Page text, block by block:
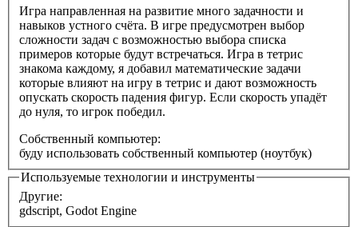
Игра направленная на развитие много задачности и
навыков устного счёта. В игре предусмотрен выбор
сложности задач с возможностью выбора списка
примеров которые будут встречаться. Игра в тетрис
знакома каждому, я добавил математические задачи
которые влияют на игру в тетрис и дают возможность
опускать скорость падения фигур. Если скорость упадёт
до нуля, то игрок победил.
Собственный компьютер:
буду использовать собственный компьютер (ноутбук)
Используемые технологии и инструменты
Другие:
gdscript, Godot Engine